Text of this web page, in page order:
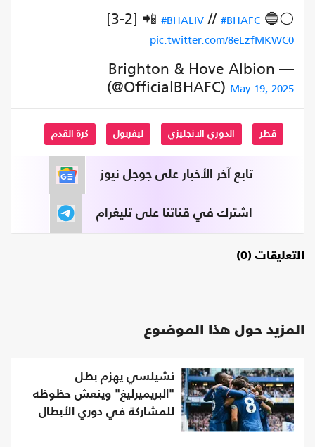
[3-2] 📲 #BHALIV // #BHAFC 🔵⚪️
pic.twitter.com/8eLzfMKWC0
— Brighton & Hove Albion
(@OfficialBHAFC) May 19, 2025
قطر الدوري الانجليزي ليفربول كرة القدم
تابع آخر الأخبار على جوجل نيوز
اشترك في قناتنا على تليغرام
التعليقات (0)
المزيد حول هذا الموضوع
تشيلسي يهزم بطل
"البريميرليغ" وينعش حظوظه
للمشاركة في دوري الأبطال